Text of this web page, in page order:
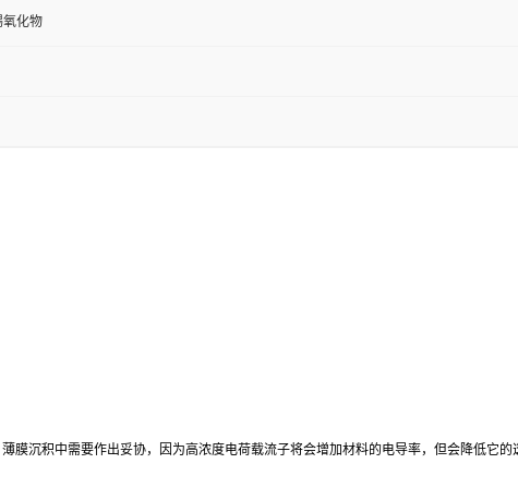
氧化物
膜沉积中需要作出妥协，因为高浓度电荷载流子将会增加材料的电导率，但会降低它的